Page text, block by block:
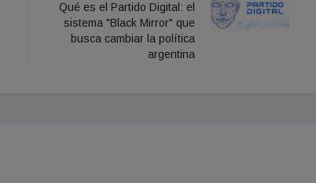
Qué es el Partido Digital: el
sistema "Black Mirror" que
busca cambiar la política
argentina